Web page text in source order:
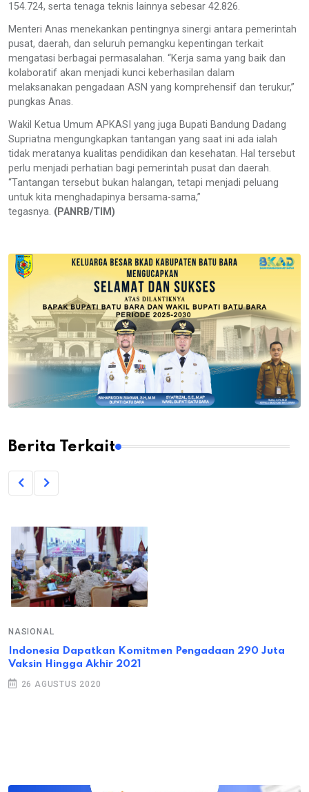
154.724, serta tenaga teknis lainnya sebesar 42.826.
Menteri Anas menekankan pentingnya sinergi antara pemerintah
pusat, daerah, dan seluruh pemangku kepentingan terkait
mengatasi berbagai permasalahan. “Kerja sama yang baik dan
kolaboratif akan menjadi kunci keberhasilan dalam
melaksanakan pengadaan ASN yang komprehensif dan terukur,”
pungkas Anas.
Wakil Ketua Umum APKASI yang juga Bupati Bandung Dadang
Supriatna mengungkapkan tantangan yang saat ini ada ialah
tidak meratanya kualitas pendidikan dan kesehatan. Hal tersebut
perlu menjadi perhatian bagi pemerintah pusat dan daerah.
“Tantangan tersebut bukan halangan, tetapi menjadi peluang
untuk kita menghadapinya bersama-sama,”
tegasnya. (PANRB/TIM)
Berita Terkait
NASIONAL
Indonesia Dapatkan Komitmen Pengadaan 290 Juta
Vaksin Hingga Akhir 2021
26 AGUSTUS 2020